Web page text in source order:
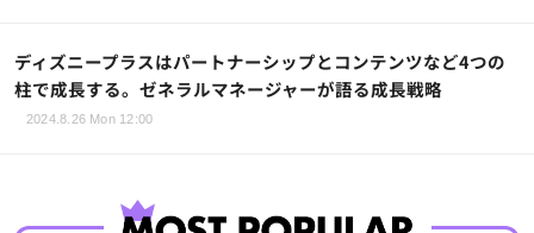
ディズニープラスはパートナーシップとコンテンツなど4つの
柱で成長する。ゼネラルマネージャーが語る成長戦略
2024.8.26 Mon 12:00